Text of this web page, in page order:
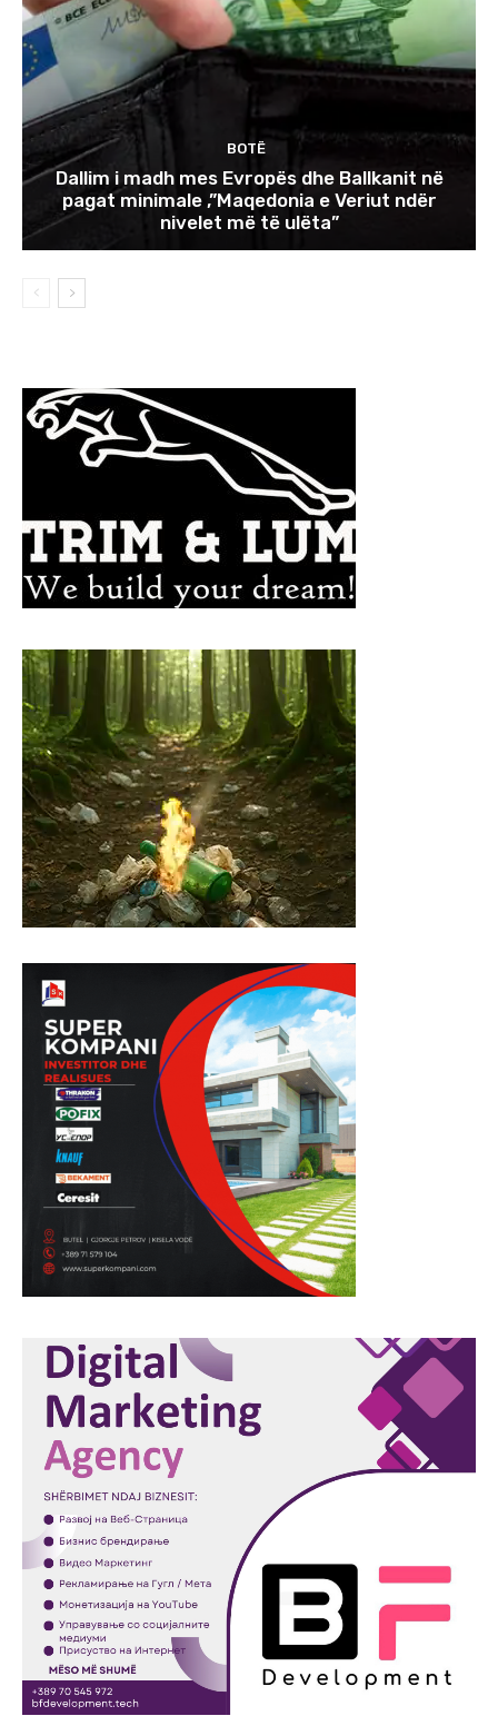
BOTË
Dallim i madh mes Evropës dhe Ballkanit në
pagat minimale ,”Maqedonia e Veriut ndër
nivelet më të ulëta”